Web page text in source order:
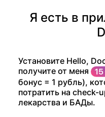
Я есть в
Установите Hello,
получите от меня
бонус = 1 рубль),
потратить на check-
лекарства и БАДы.